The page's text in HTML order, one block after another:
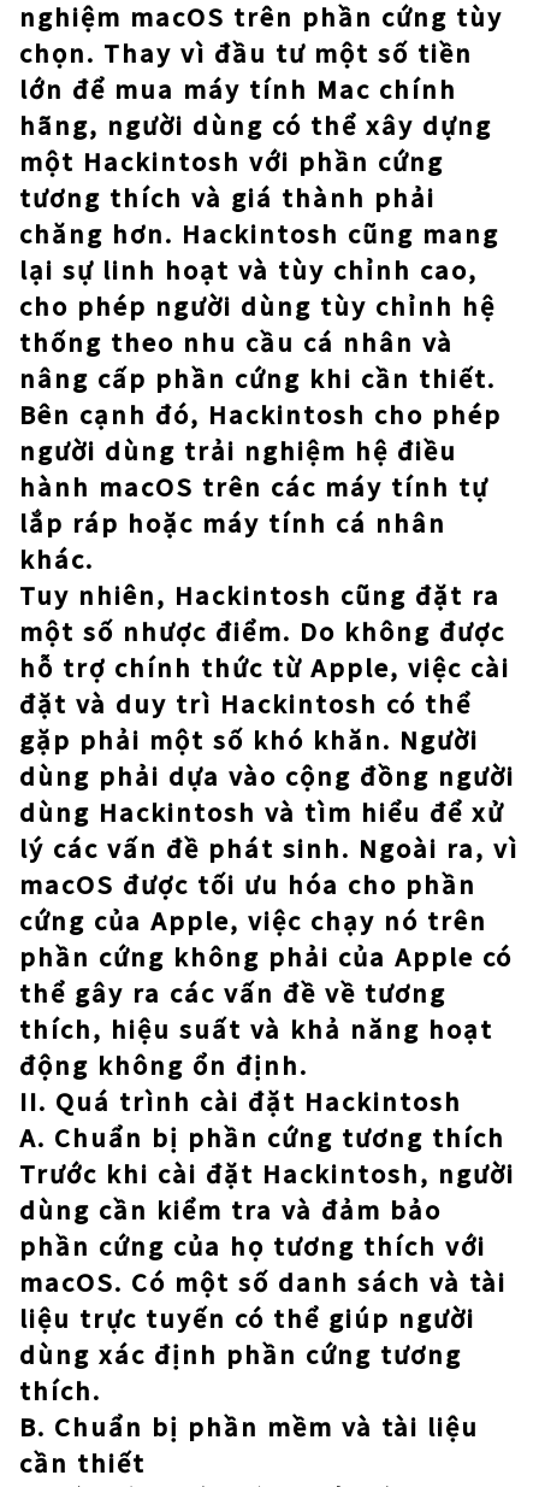
nghiệm macOS trên phần cứng tùy
chọn. Thay vì đầu tư một số tiền
lớn để mua máy tính Mac chính
hãng, người dùng có thể xây dựng
một Hackintosh với phần cứng
tương thích và giá thành phải
chăng hơn. Hackintosh cũng mang
lại sự linh hoạt và tùy chỉnh cao,
cho phép người dùng tùy chỉnh hệ
thống theo nhu cầu cá nhân và
nâng cấp phần cứng khi cần thiết.
Bên cạnh đó, Hackintosh cho phép
người dùng trải nghiệm hệ điều
hành macOS trên các máy tính tự
lắp ráp hoặc máy tính cá nhân
khác.
Tuy nhiên, Hackintosh cũng đặt ra
một số nhược điểm. Do không được
hỗ trợ chính thức từ Apple, việc cài
đặt và duy trì Hackintosh có thể
gặp phải một số khó khăn. Người
dùng phải dựa vào cộng đồng người
dùng Hackintosh và tìm hiểu để xử
lý các vấn đề phát sinh. Ngoài ra, vì
macOS được tối ưu hóa cho phần
cứng của Apple, việc chạy nó trên
phần cứng không phải của Apple có
thể gây ra các vấn đề về tương
thích, hiệu suất và khả năng hoạt
động không ổn định.
II. Quá trình cài đặt Hackintosh
A. Chuẩn bị phần cứng tương thích
Trước khi cài đặt Hackintosh, người
dùng cần kiểm tra và đảm bảo
phần cứng của họ tương thích với
macOS. Có một số danh sách và tài
liệu trực tuyến có thể giúp người
dùng xác định phần cứng tương
thích.
B. Chuẩn bị phần mềm và tài liệu
cần thiết